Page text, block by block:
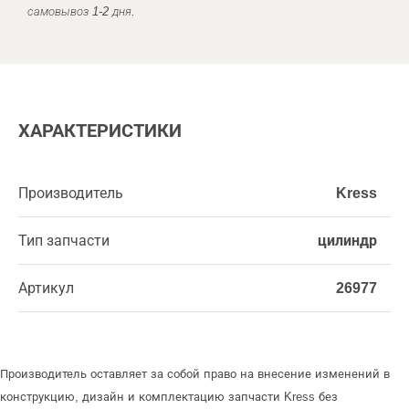
самовывоз 1-2 дня.
ХАРАКТЕРИСТИКИ
Производитель Kress
Тип запчасти цилиндр
Артикул 26977
Производитель оставляет за собой право на внесение изменений в
конструкцию, дизайн и комплектацию запчасти Kress без